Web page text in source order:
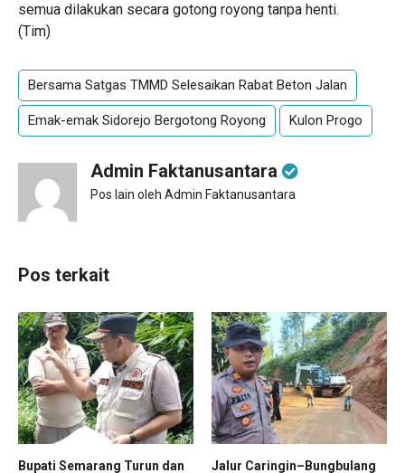
semua dilakukan secara gotong royong tanpa henti.
(Tim)
Bersama Satgas TMMD Selesaikan Rabat Beton Jalan
Emak-emak Sidorejo Bergotong Royong Kulon Progo
Admin Faktanusantara
Pos lain oleh Admin Faktanusantara
Pos terkait
Bupati Semarang Turun dan
Jalur Caringin–Bungbulang